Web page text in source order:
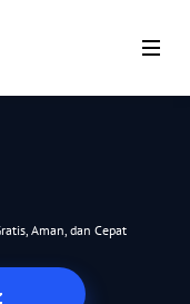
Aman, dan Cepat